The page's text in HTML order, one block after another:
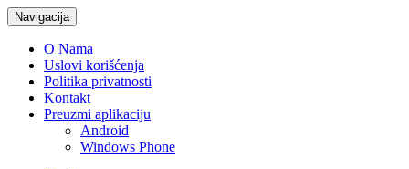
Navigacija
O Nama
Uslovi korišćenja
Politika privatnosti
Kontakt
Preuzmi aplikaciju
Android
Windows Phone